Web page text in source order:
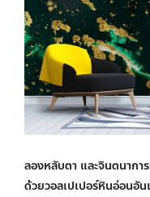
ลองหลับตา และจินตนาก
ด้วยวอลเปเปอร์หินอ่อนอัน